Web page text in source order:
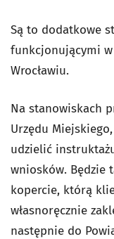
Są to dodatkowe
funkcjonującymi w
Wrocławiu.
Na stanowiskach
Urzędu
udzielić
wniosków. Będzie
kopercie, którą
własnoręcznie
następnie do